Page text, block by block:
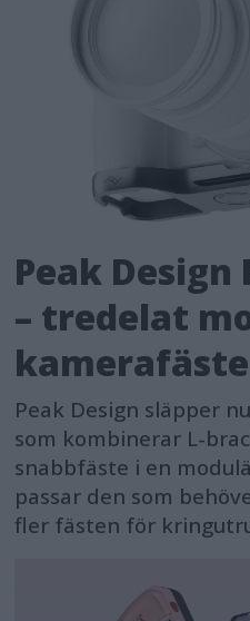
Peak
– tredelat
kamerafäste
Peak Design släpper
som kombinerar L-
snabbfäste i en
passar den som
fler fästen för